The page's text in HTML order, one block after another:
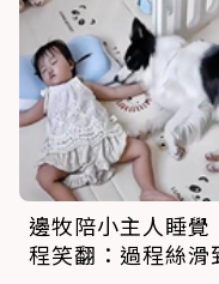
邊牧陪小主人睡
程笑翻：過程絲滑